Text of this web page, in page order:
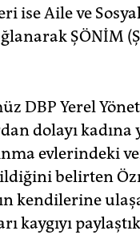
ise Aile ve
ŞÖNİM
DBP Yerel
dolayı
evlerindeki
belirten
kendilerine
kaygıyı